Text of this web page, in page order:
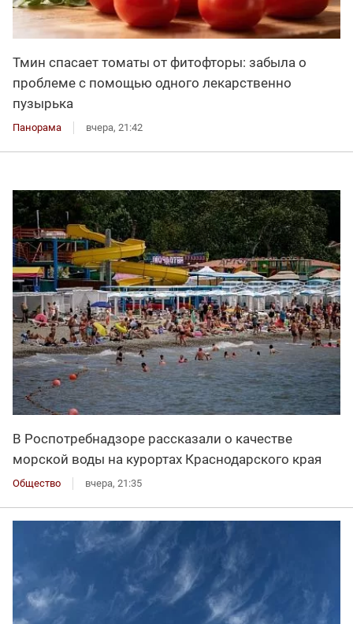
Тмин спасает томаты от фитофторы: забыла о
проблеме с помощью одного лекарственно
пузырька
Панорама вчера, 21:42
В Роспотребнадзоре рассказали о качестве
морской воды на курортах Краснодарского края
Общество вчера, 21:35